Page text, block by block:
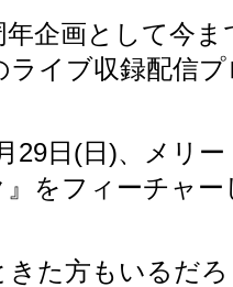
年企画として今
イブ収録配信
29日(日)、メリー
』をフィーチャ
きた方もいるだ